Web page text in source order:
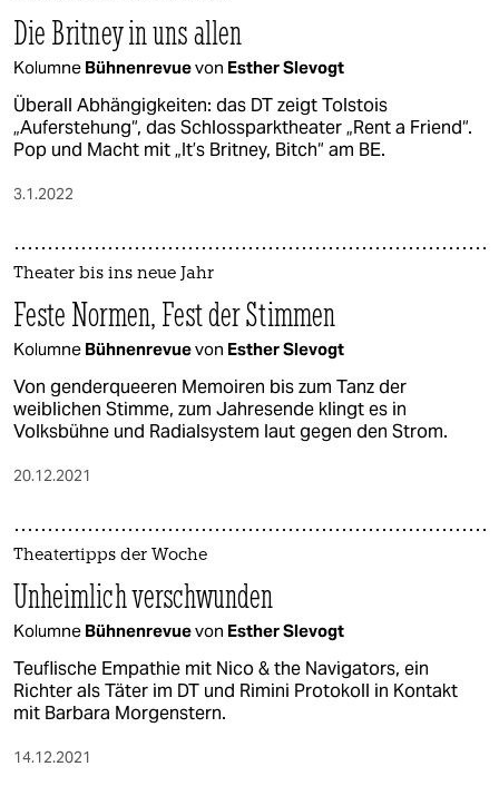
Die Britney in uns allen
Kolumne Bühnenrevuevon Esther Slevogt
Überall Abhängigkeiten: das DT zeigt Tolstois
„Auferstehung“, das Schlossparktheater „Rent a Friend“.
Pop und Macht mit „It’s Britney, Bitch“ am BE.
3.1.2022
Theater bis ins neue Jahr
Feste Normen, Fest der Stimmen
Kolumne Bühnenrevuevon Esther Slevogt
Von genderqueeren Memoiren bis zum Tanz der
weiblichen Stimme, zum Jahresende klingt es in
Volksbühne und Radialsystem laut gegen den Strom.
20.12.2021
Theatertipps der Woche
Unheimlich verschwunden
Kolumne Bühnenrevuevon Esther Slevogt
Teuflische Empathie mit Nico & the Navigators, ein
Richter als Täter im DT und Rimini Protokoll in Kontakt
mit Barbara Morgenstern.
14.12.2021